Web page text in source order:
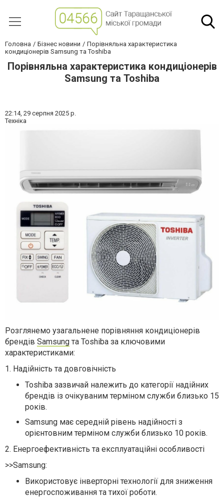
Головна Бізнес новини
Порівняльна характеристика
кондиціонерів Samsung та Toshiba
Порівняльна характеристика кондиціонерів
Samsung та Toshiba
22:14, 29 серпня 2025 р.
Техніка
Розглянемо узагальнене порівняння кондиціонерів
брендів Samsung та Toshiba за ключовими
характеристиками:
1. Надійність та довговічність
Toshiba зазвичай належить до категорії надійних
брендів із очікуваним терміном служби близько 15
років.
Samsung має середній рівень надійності з
орієнтовним терміном служби близько 10 років.
2. Енергоефективність та експлуатаційні особливості
>>Samsung:
Використовує інверторні технології для зниження
енергоспоживання та тихої роботи.